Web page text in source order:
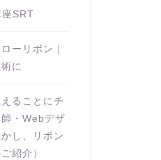
SRT
ーリボン｜
に
ることにチ
・Webデザ
し、リボン
紹介）